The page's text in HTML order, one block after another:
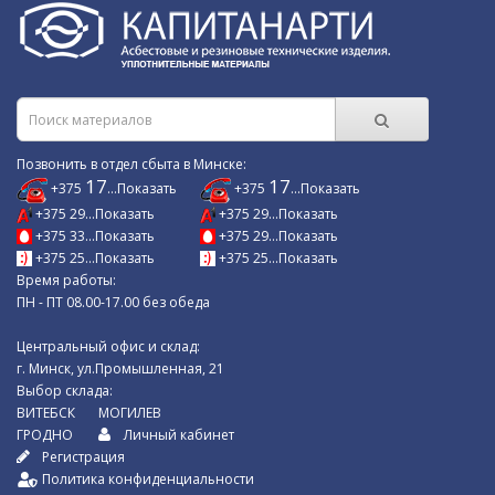
Позвонить в отдел сбыта в Минске:
+375 17...Показать
+375 29...Показать
+375 33...Показать
+375 25...Показать
+375 17...Показать
+375 29...Показать
+375 29...Показать
+375 25...Показать
Время работы:
ПН - ПТ 08.00-17.00 без обеда
Центральный офис и склад:
г. Минск, ул.Промышленная, 21
Выбор склада:
ВИТЕБСК
ГРОДНО
МОГИЛЕВ
Личный кабинет
Регистрация
Политика конфиденциальности